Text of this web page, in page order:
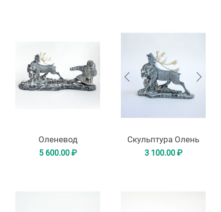
Оленевод
5 600.00 ₽
Скульптура Олень
3 100.00 ₽